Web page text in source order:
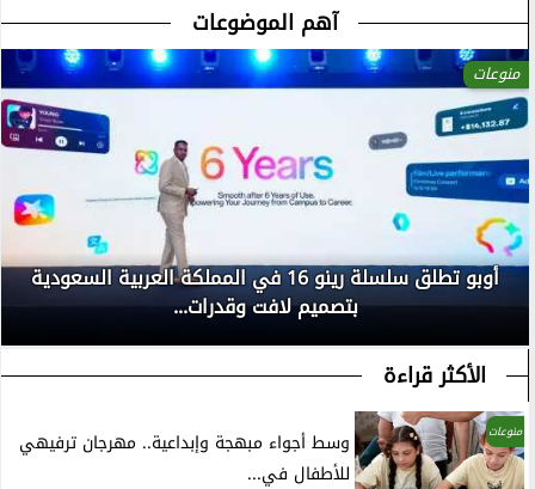
آهم الموضوعات
منوعات
أوبو تطلق سلسلة رينو 16 في المملكة العربية السعودية
بتصميم لافت وقدرات...
الأكثر قراءة
منوعات
وسط أجواء مبهجة وإبداعية.. مهرجان ترفيهي
للأطفال في...